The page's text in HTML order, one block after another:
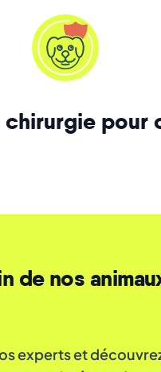
chirurgie pour
de nos
experts et